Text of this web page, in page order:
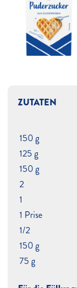
ZUTATEN
150 g
125 g
150 g
2
1
1 Prise
1/2
150 g
75 g